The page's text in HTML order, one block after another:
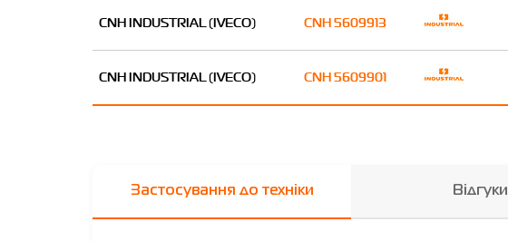
CNH INDUSTRIAL (IVECO) CNH 5609913
CNH INDUSTRIAL (IVECO) CNH 5609901
Застосування до техніки Відгуки